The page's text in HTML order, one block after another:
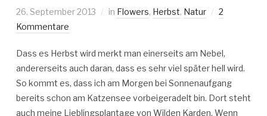
26. September 2013 in Flowers, Herbst, Natur
2
Kommentare
Dass es Herbst wird merkt man einerseits am Nebel,
andererseits auch daran, dass es sehr viel später hell wird.
So kommt es, dass ich am Morgen bei Sonnenaufgang
bereits schon am Katzensee vorbeigeradelt bin. Dort steht
auch meine Lieblingsplantage von Wilden Karden. Wenn